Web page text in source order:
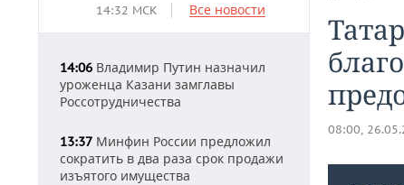
14:32 МСК Все новости
14:06 Владимир Путин назначил
уроженца Казани замглавы
Россотрудничества
13:37 Минфин России предложил
сократить в два раза срок продажи
изъятого имущества
08:00,